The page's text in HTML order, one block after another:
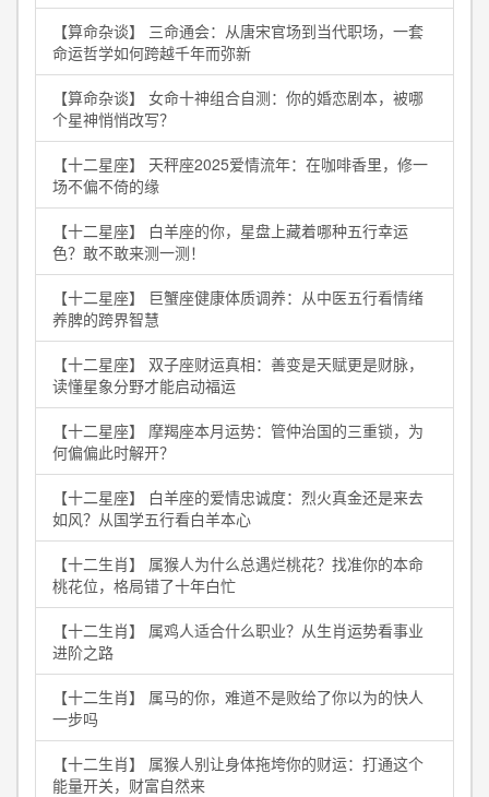
【算命杂谈】 三命通会：从唐宋官场到当代职场，一套
命运哲学如何跨越千年而弥新
【算命杂谈】 女命十神组合自测：你的婚恋剧本，被哪
个星神悄悄改写？
【十二星座】 天秤座2025爱情流年：在咖啡香里，修一
场不偏不倚的缘
【十二星座】 白羊座的你，星盘上藏着哪种五行幸运
色？敢不敢来测一测！
【十二星座】 巨蟹座健康体质调养：从中医五行看情绪
养脾的跨界智慧
【十二星座】 双子座财运真相：善变是天赋更是财脉，
读懂星象分野才能启动福运
【十二星座】 摩羯座本月运势：管仲治国的三重锁，为
何偏偏此时解开？
【十二星座】 白羊座的爱情忠诚度：烈火真金还是来去
如风？从国学五行看白羊本心
【十二生肖】 属猴人为什么总遇烂桃花？找准你的本命
桃花位，格局错了十年白忙
【十二生肖】 属鸡人适合什么职业？从生肖运势看事业
进阶之路
【十二生肖】 属马的你，难道不是败给了你以为的快人
一步吗
【十二生肖】 属猴人别让身体拖垮你的财运：打通这个
能量开关，财富自然来